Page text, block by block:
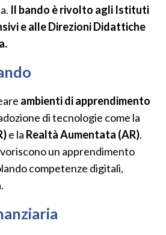
Il bando è rivolto agli Istituti
e alle Direzioni Didattiche
ambienti di apprendimento
di tecnologie come la
e la Realtà Aumentata (AR).
un apprendimento
competenze digitali,